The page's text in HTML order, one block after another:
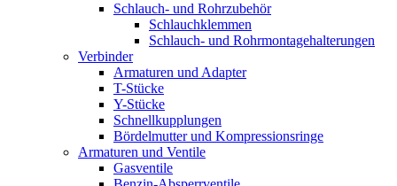
Schlauch- und Rohrzubehör
Schlauchklemmen
Schlauch- und Rohrmontagehalterungen
Verbinder
Armaturen und Adapter
T-Stücke
Y-Stücke
Schnellkupplungen
Bördelmutter und Kompressionsringe
Armaturen und Ventile
Gasventile